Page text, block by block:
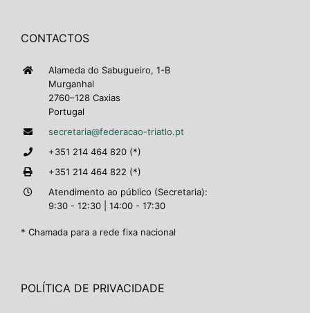
CONTACTOS
Alameda do Sabugueiro, 1-B
Murganhal
2760–128 Caxias
Portugal
secretaria@federacao-triatlo.pt
+351 214 464 820 (*)
+351 214 464 822 (*)
Atendimento ao público (Secretaria):
9:30 - 12:30 | 14:00 - 17:30
* Chamada para a rede fixa nacional
POLÍTICA DE PRIVACIDADE